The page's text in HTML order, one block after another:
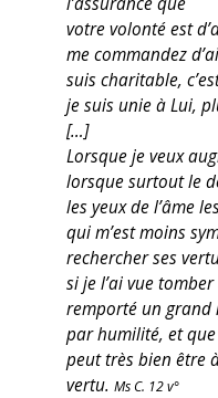
votre volonté est
me commandez
suis charitable,
je suis unie à Lui,
[…]
Lorsque je veux
lorsque surtout le
les yeux de l’âme
qui m’est moins
rechercher ses
si je l’ai vue
remporté un grand
par humilité, et
peut très bien être
vertu. Ms C. 12 v°